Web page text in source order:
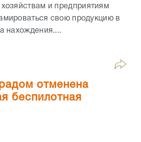
и предприятиям
свою продукцию в
нахождения....
отменена
беспилотная